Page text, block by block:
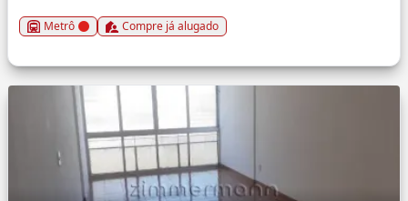
Metrô Compre já alugado